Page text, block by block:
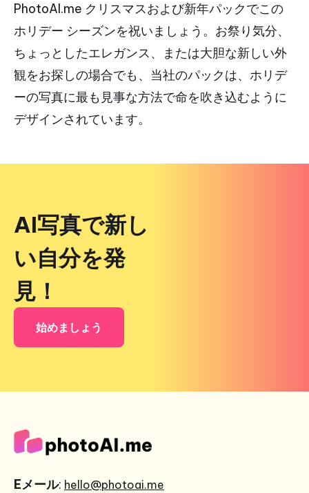
PhotoAI.me クリスマスおよび新年パックでこの
ホリデー シーズンを祝いましょう。お祭り気分、
ちょっとしたエレガンス、または大胆な新しい外
観をお探しの場合でも、当社のパックは、ホリデ
ーの写真に最も見事な方法で命を吹き込むように
デザインされています。
AI写真で新し
い自分を発
見！
始めましょう
Eメール: hello@photoai.me